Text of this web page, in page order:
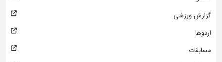
گزارش ورزشی
اردوها
مسابقات